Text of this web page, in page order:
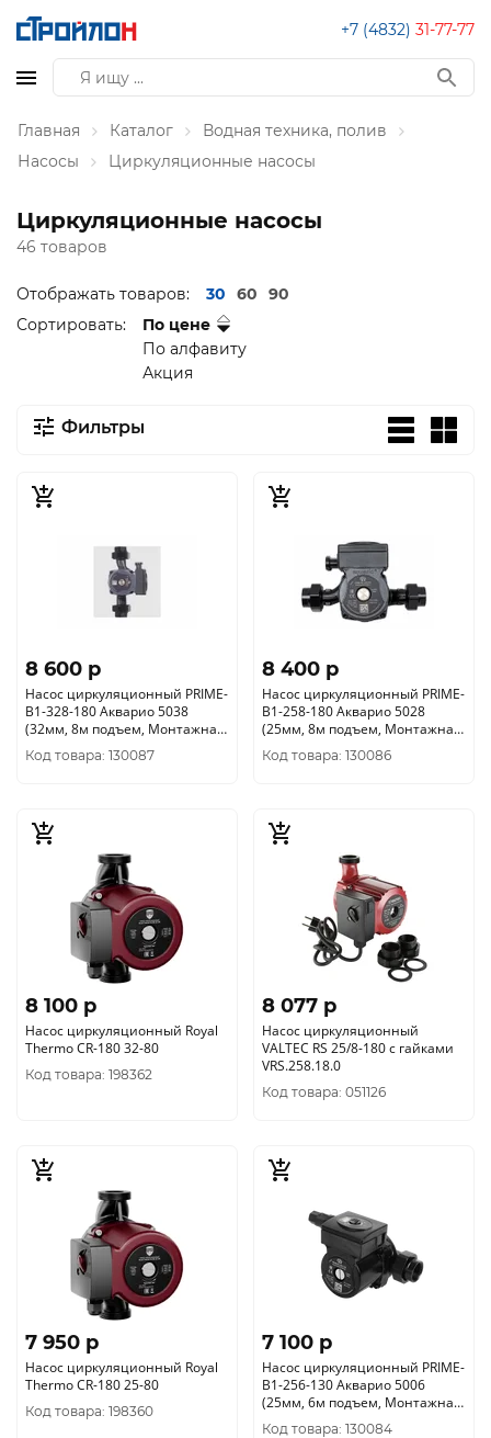
+7 (4832) 31-77-77
Главная Каталог
Водная техника, полив
Насосы
Циркуляционные насосы
Циркуляционные насосы
46 товаров
Отображать товаров: 30 60
90
Сортировать:
По цене
По алфавиту
Акция
Фильтры
8 600 p
Насос циркуляционный PRIME-
B1-328-180 Акварио 5038
(32мм, 8м подъем, Монтажная
длина 180мм)
Код товара: 130087
8 400 p
Насос циркуляционный PRIME-
B1-258-180 Акварио 5028
(25мм, 8м подъем, Монтажная
длина 180мм)
Код товара: 130086
8 100 p
Насос циркуляционный Royal
Thermo CR-180 32-80
Код товара: 198362
8 077 p
Насос циркуляционный
VALTEC RS 25/8-180 с гайками
VRS.258.18.0
Код товара: 051126
7 950 p
Насос циркуляционный Royal
Thermo CR-180 25-80
Код товара: 198360
7 100 p
Насос циркуляционный PRIME-
B1-256-130 Акварио 5006
(25мм, 6м подъем, Монтажная
длина 130мм)
Код товара: 130084